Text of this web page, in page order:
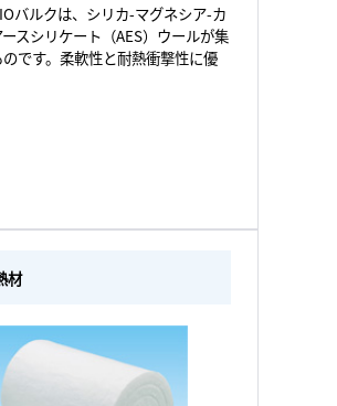
バルクは、シリカ-マグネシア-カ
スシリケート（AES）ウールが集
です。柔軟性と耐熱衝撃性に優
材